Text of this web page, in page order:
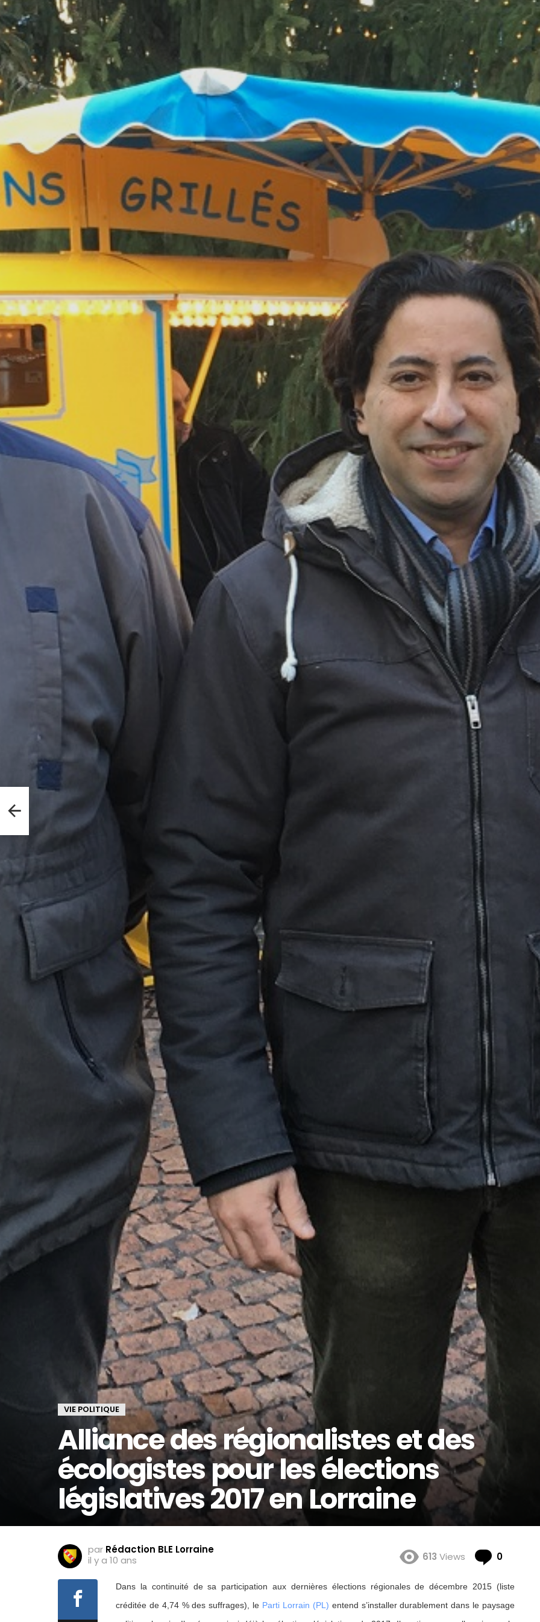
VIE POLITIQUE
Alliance des régionalistes et des
écologistes pour les élections
législatives 2017 en Lorraine
par Rédaction BLE Lorraine
il y a 10 ans
613 Views 0
Dans la continuité de sa participation aux dernières élections régionales de décembre 2015 (liste
créditée de 4,74 % des suffrages), le Parti Lorrain (PL) entend s’installer durablement dans le paysage